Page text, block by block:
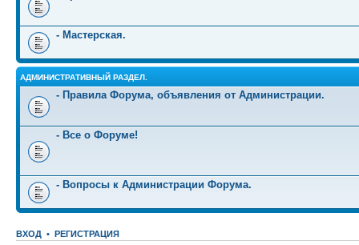
- Мастерская.
АДМИНИСТРАТИВНЫЙ РАЗДЕЛ.
- Правила Форума, объявления от Администрации.
- Все о Форуме!
- Вопросы к Администрации Форума.
ВХОД • РЕГИСТРАЦИЯ